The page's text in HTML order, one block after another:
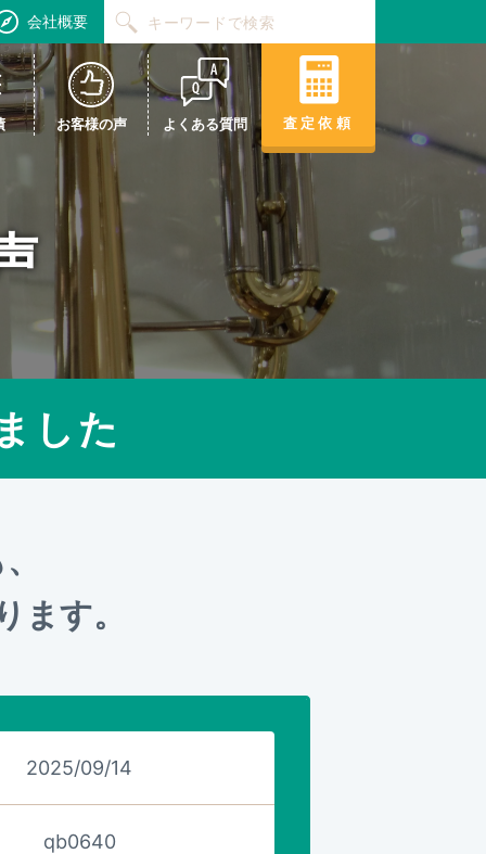
会社概要
お客様の声 よくある質問 査定依頼
した
す。
2025/09/14
qb0640